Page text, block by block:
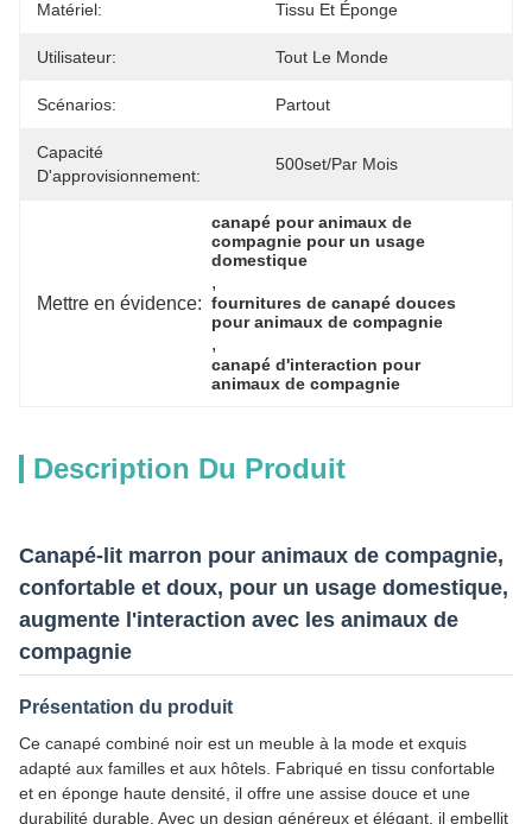
Matériel: Tissu Et Éponge
Utilisateur: Tout Le Monde
Scénarios: Partout
Capacité
D'approvisionnement:
500set/par Mois
Mettre en évidence:
canapé pour animaux de
compagnie pour un usage
domestique
,
fournitures de canapé douces
pour animaux de compagnie
,
canapé d'interaction pour
animaux de compagnie
Description Du Produit
Canapé-lit marron pour animaux de compagnie,
confortable et doux, pour un usage domestique,
augmente l'interaction avec les animaux de
compagnie
Présentation du produit
Ce canapé combiné noir est un meuble à la mode et exquis
adapté aux familles et aux hôtels. Fabriqué en tissu confortable
et en éponge haute densité, il offre une assise douce et une
durabilité durable. Avec un design généreux et élégant, il embellit